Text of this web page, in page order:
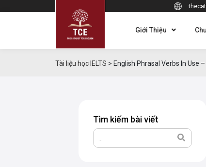
Giới Thiệu
Tài liệu học IELTS > English Phrasal Verbs In Use
Tìm kiếm bài viết